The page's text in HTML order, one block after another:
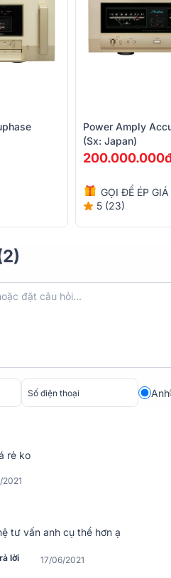
Power Amply
(sx: Japan)
GỌI ĐỂ ÉP GIÁ
5 (23)
Anh
rẻ ko
2021
tư vấn anh cụ thể hơn ạ
lời 17/06/2021